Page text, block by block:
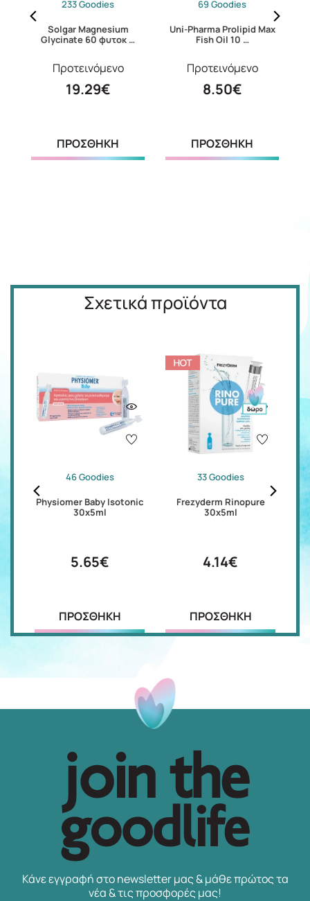
233 Goodies
Solgar Magnesium
Glycinate 60 φυτοκ …
Προτεινόμενο
19.29€
ΠΡΟΣΘΗΚΗ
69 Goodies
Uni-Pharma Prolipid Max
Fish Oil 10 …
Προτεινόμενο
8.50€
ΠΡΟΣΘΗΚΗ
Σχετικά προϊόντα
46 Goodies
Physiomer Baby Isotonic
30x5ml
5.65€
ΠΡΟΣΘΗΚΗ
33 Goodies
Frezyderm Rinopure
30x5ml
4.14€
ΠΡΟΣΘΗΚΗ
Κάνε εγγραφή στο newsletter μας & μάθε πρώτος τα
νέα & τις προσφορές μας!